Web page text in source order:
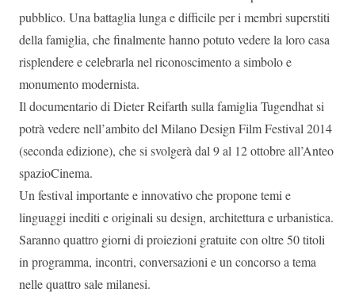
pubblico. Una battaglia lunga e difficile per i membri superstiti
della famiglia, che finalmente hanno potuto vedere la loro casa
risplendere e celebrarla nel riconoscimento a simbolo e
monumento modernista.
Il documentario di Dieter Reifarth sulla famiglia Tugendhat si
potrà vedere nell’ambito del Milano Design Film Festival 2014
(seconda edizione), che si svolgerà dal 9 al 12 ottobre all’Anteo
spazioCinema.
Un festival importante e innovativo che propone temi e
linguaggi inediti e originali su design, architettura e urbanistica.
Saranno quattro giorni di proiezioni gratuite con oltre 50 titoli
in programma, incontri, conversazioni e un concorso a tema
nelle quattro sale milanesi.